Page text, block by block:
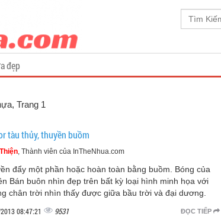
đẹp
, Trang 1
tàu thủy, thuyền buồm
, Thành viên của InTheNhua.com
đẩy một phần hoặc hoàn toàn bằng buồm. Bóng của
Bán buôn nhìn đẹp trên bất kỳ loại hình minh họa với
chân trời nhìn thấy được giữa bầu trời và đại dương.
ĐỌC TIẾP
08:47:21 9531